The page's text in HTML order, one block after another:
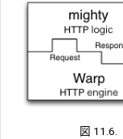
図 11.6.